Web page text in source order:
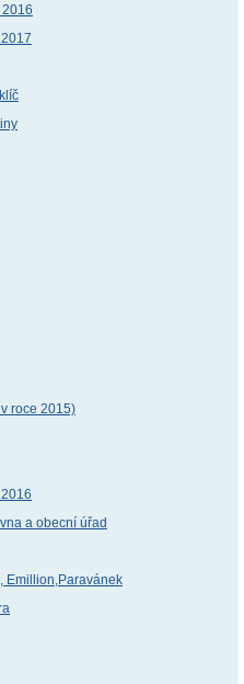
roce 2015)
a obecní úřad
Emillion,Paravánek